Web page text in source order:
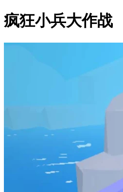
疯狂小兵大作战